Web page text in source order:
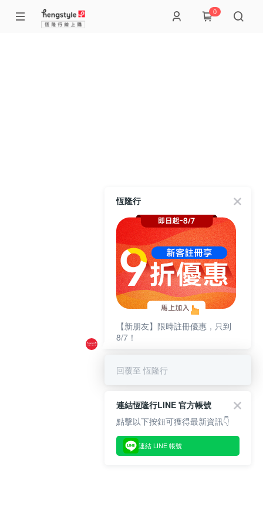
0
恆隆行
【新朋友】限時註冊優惠，只到
8/7！
回覆至 恆隆行
連結恆隆行LINE 官方帳號
點擊以下按鈕可獲得最新資訊👇
連結 LINE 帳號